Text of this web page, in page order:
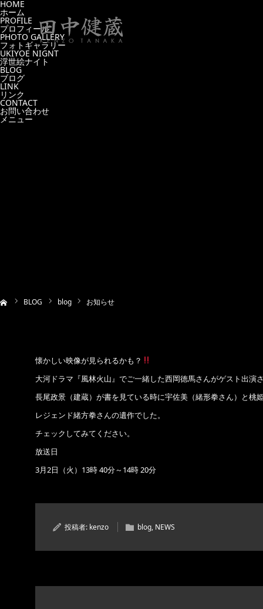
HOME
ホーム
PROFILE
プロフィール
PHOTO GALLERY
フォトギャラリー
UKIYOE NIGNT
浮世絵ナイト
BLOG
ブログ
LINK
リンク
CONTACT
お問い合わせ
メニュー
BLOG blog お知らせ
懐かしい映像が見られるかも？
大河ドラマ『風林火山』でご一緒した西岡徳馬さんがゲスト出
長尾政景（建蔵）が書を見ている時に宇佐美（緒形拳さん）と
レジェンド緒方拳さんの遺作でした。
チェックしてみてください。
放送日
3月2日（火）13時 40分～14時 20分
投稿者: kenzo blog, NEWS